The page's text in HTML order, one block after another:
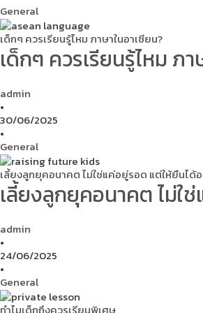
General
เด็กๆ ควรเรียนรู้ไหม ภาษาในอาเซียน?
เด็กๆ ควรเรียนรู้ไหม ภา
admin
•
30/06/2025
•
General
เลี้ยงลูกยุคอนาคต ไม่ใช่แค่อยู่รอด แต่ให้ยืนได้
เลี้ยงลูกยุคอนาคต ไม่ใ
admin
•
24/06/2025
•
General
ทำไมเด็กถึงควรเรียนพิเศษ